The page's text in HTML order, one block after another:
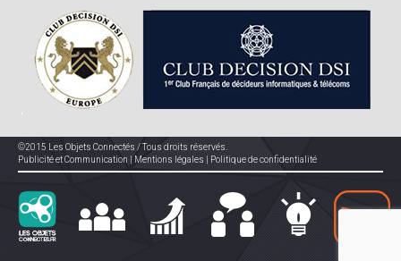
©2015 Les Objets Connectés / Tous droits réservés.
Publicité et Communication
Mentions légales Politique de confidentialité